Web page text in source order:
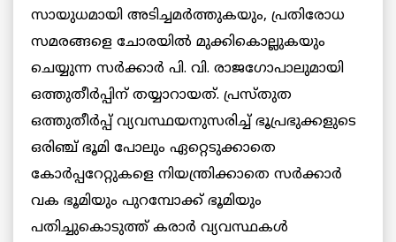
സായുധമായി അടിച്ചമര്‍ത്തുകയും, പ്രതിരോധ
സമരങ്ങളെ ചോരയില്‍ മുക്കികൊല്ലുകയും
ചെയ്യുന്ന സര്‍ക്കാര്‍ പി. വി. രാജഗോപാലുമായി
ഒത്തുതീര്‍പ്പിന് തയ്യാറായത്. പ്രസ്തുത
ഒത്തുതീര്‍പ്പ് വ്യവസ്ഥയനുസരിച്ച് ഭൂപ്രഭുക്കളുടെ
ഒരിഞ്ച് ഭൂമി പോലും ഏറ്റെടുക്കാതെ
കോര്‍പ്പറേറ്റുകളെ നിയന്ത്രിക്കാതെ സര്‍ക്കാര്‍
വക ഭൂമിയും പുറമ്പോക്ക് ഭൂമിയും
പതിച്ചുകൊടുത്ത് കരാര്‍ വ്യവസ്ഥകള്‍